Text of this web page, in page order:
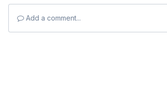
Add a comment...